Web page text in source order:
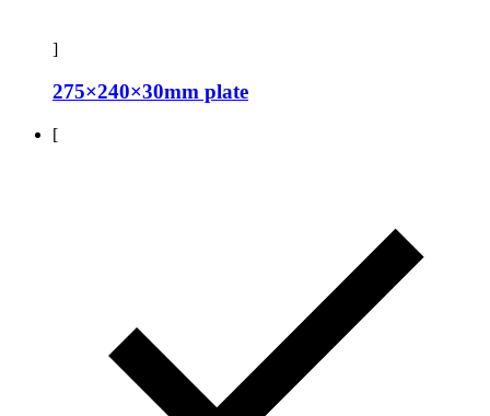
]
275×240×30mm plate
[